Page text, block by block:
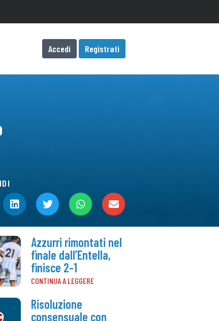
Accedi Registrati
Azzurri rimontati nel
finale dall’Entella,
finisce 2-1
CONTINUA A LEGGERE
Risoluzione
consensuale con